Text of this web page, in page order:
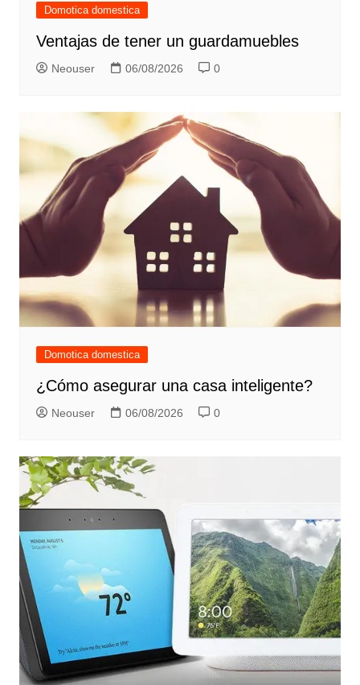
Domotica domestica
Ventajas de tener un guardamuebles
Neouser 06/08/2026 0
Domotica domestica
¿Cómo asegurar una casa inteligente?
Neouser 06/08/2026 0